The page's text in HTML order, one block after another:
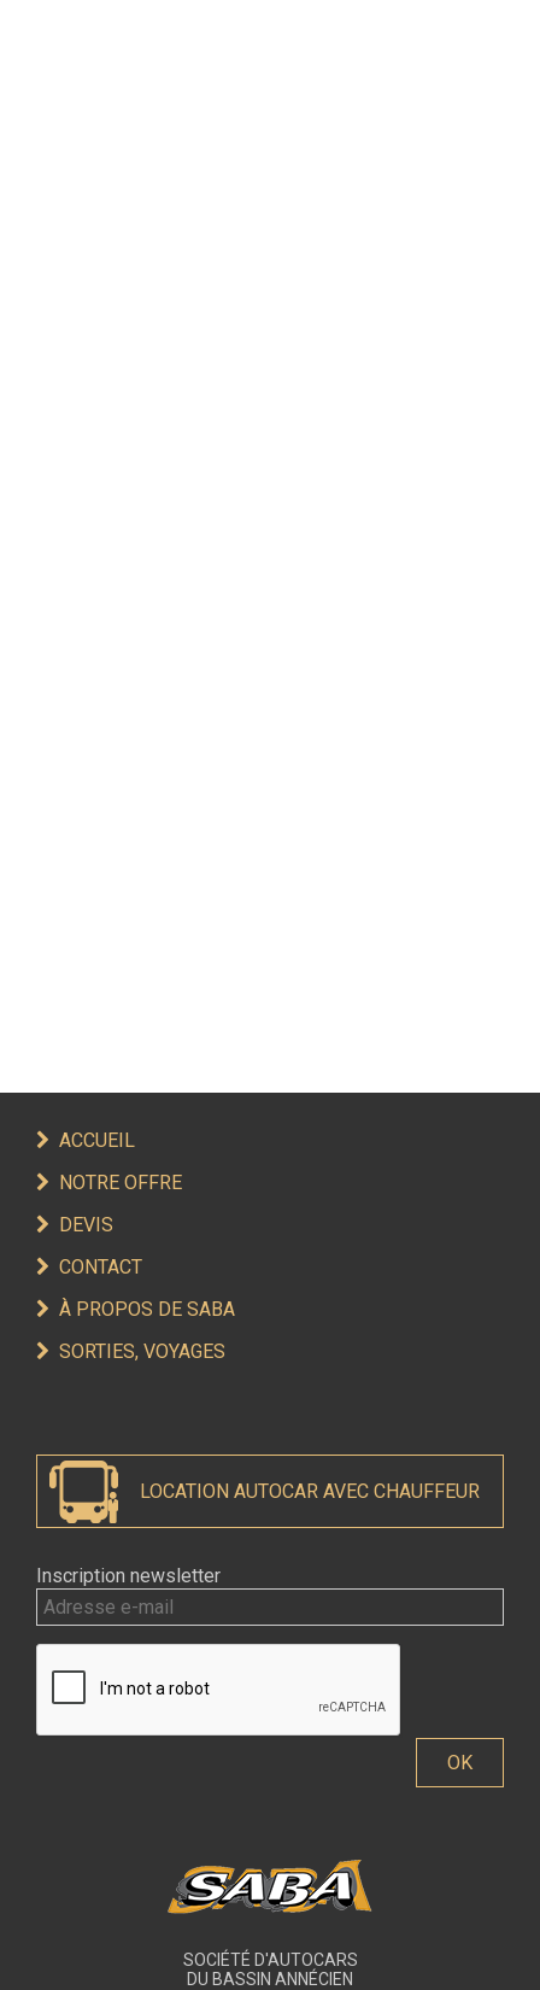
ACCUEIL
NOTRE OFFRE
DEVIS
CONTACT
À PROPOS DE SABA
SORTIES, VOYAGES
LOCATION AUTOCAR AVEC CHAUFFEUR
Inscription newsletter
SOCIÉTÉ D'AUTOCARS
DU BASSIN ANNÉCIEN